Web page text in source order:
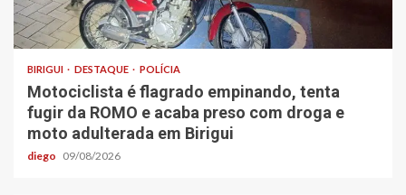
BIRIGUI DESTAQUE POLÍCIA
Motociclista é flagrado empinando, tenta
fugir da ROMO e acaba preso com droga e
moto adulterada em Birigui
diego 09/08/2026